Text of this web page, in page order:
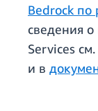
Bedrock по
сведения
Services
и в